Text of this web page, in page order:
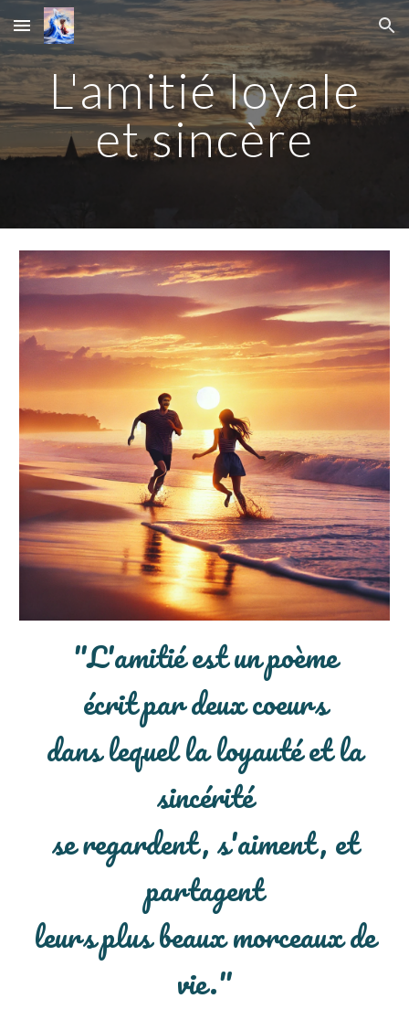
Skip to main content Skip to navigation
L'amitié loyale
et sincère
"L'amitié est un poème
écrit par deux coeurs
dans lequel la loyauté et la
sincérité
se regardent, s'aiment, et
partagent
leurs plus beaux morceaux de
vie."